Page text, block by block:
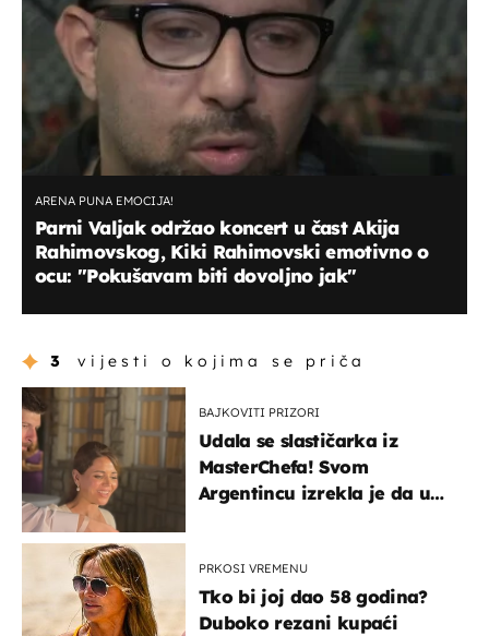
ARENA PUNA EMOCIJA!
Parni Valjak održao koncert u čast Akija
Rahimovskog, Kiki Rahimovski emotivno o
ocu: ''Pokušavam biti dovoljno jak''
3 vijesti o kojima se priča
BAJKOVITI PRIZORI
Udala se slastičarka iz
MasterChefa! Svom
Argentincu izrekla je da u
PRKOSI VREMENU
Tko bi joj dao 58 godina?
Duboko rezani kupaći